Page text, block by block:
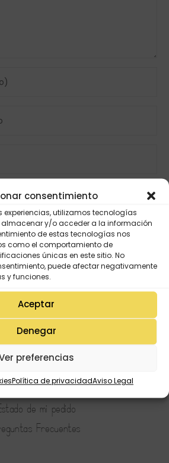
consentimiento
experiencias, utilizamos tecnologías
y/o acceder a la información
de estas tecnologías nos
como el comportamiento de
únicas en este sitio. No
puede afectar negativamente
y funciones.
Aceptar
Denegar
preferencias
Política de privacidadAviso Legal
Mi Cuenta
Lista de deseos
Descargas
de mi pedido
Frecuentes